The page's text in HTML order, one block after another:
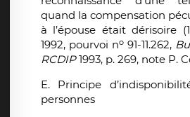
quand la compensation
à l’épouse était dérisoire (1
1992, pourvoi no91-11.262,
RCDIP1993, p. 269, note P.
E. Principe
personnes